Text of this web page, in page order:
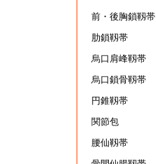
前・後胸鎖靱帯
肋鎖靱帯
烏口肩峰靱帯
烏口鎖骨靱帯
円錐靱帯
関節包
腰仙靱帯